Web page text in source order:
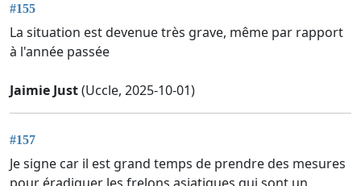
#155
La situation est devenue très grave, même par rapport
à l'année passée
Jaimie Just(Uccle, 2025-10-01)
#157
Je signe car il est grand temps de prendre des mesures